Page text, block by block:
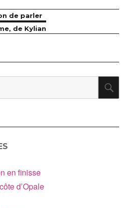
:
de parler
de Kylian
en finisse
d’Opale